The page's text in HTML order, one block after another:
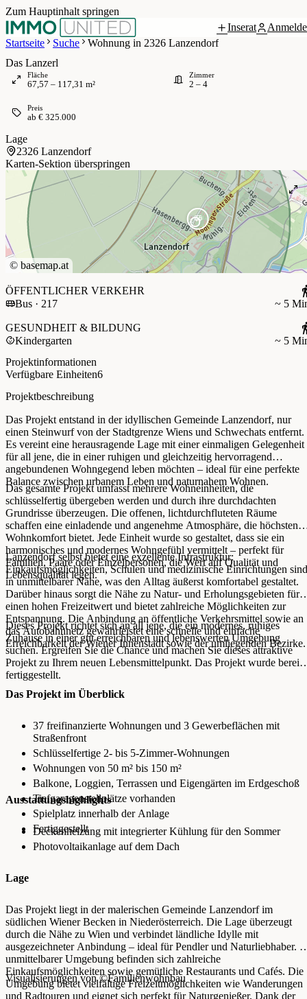
Zum Hauptinhalt springen
Inserat
Startseite
Suche Wohnung in 2326 Lanzendorf
Das Lanzerl
Fläche
67,57 – 117,31 m²
Zimmer
2 – 4
Preis
ab € 325.000
Lage
2326 Lanzendorf
Karten-Sektion überspringen
© basemap.at
ÖFFENTLICHER VERKEHR
Bus · 217
~ 5
GESUNDHEIT & BILDUNG
Kindergarten
~ 5
Projektinformationen
Verfügbare Einheiten6
Projektbeschreibung
Das Projekt entstand in der idyllischen Gemeinde Lanzendorf, nur
einen Steinwurf von der Stadtgrenze Wiens und Schwechats entfernt.
Es vereint eine herausragende Lage mit einer einmaligen Gelegenheit
für all jene, die in einer ruhigen und gleichzeitig hervorragend
angebundenen Wohngegend leben möchten – ideal für eine perfekte
Balance zwischen urbanem Leben und naturnahem Wohnen.
Das gesamte Projekt umfasst mehrere Wohneinheiten, die
schlüsselfertig übergeben werden und durch ihre durchdachten
Grundrisse überzeugen. Die offenen, lichtdurchfluteten Räume
schaffen eine einladende und angenehme Atmosphäre, die höchsten
Wohnkomfort bietet. Jede Einheit wurde so gestaltet, dass sie ein
harmonisches und modernes Wohngefühl vermittelt – perfekt für
Familien, Paare oder Einzelpersonen, die Wert auf Qualität und
Lebensqualität legen.
Lanzendorf selbst bietet eine exzellente Infrastruktur:
Einkaufsmöglichkeiten, Schulen und medizinische Einrichtungen sind
in unmittelbarer Nähe, was den Alltag äußerst komfortabel gestaltet.
Darüber hinaus sorgt die Nähe zu Natur- und Erholungsgebieten für
einen hohen Freizeitwert und bietet zahlreiche Möglichkeiten zur
Entspannung. Die Anbindung an öffentliche Verkehrsmittel sowie an
das Autobahnnetz gewährleistet eine schnelle und einfache
Erreichbarkeit der Wiener Innenstadt sowie der umliegenden Bezirke.
Dieses Projekt richtet sich an all jene, die ein modernes, ruhiges
Zuhause in einer gut erreichbaren und lebenswerten Umgebung
suchen. Ergreifen Sie die Chance und machen Sie dieses attraktive
Projekt zu Ihrem neuen Lebensmittelpunkt. Das Projekt wurde bereits
fertiggestellt.
Das Projekt im Überblick
37 freifinanzierte Wohnungen und 3 Gewerbeflächen mit
Straßenfront
Schlüsselfertige 2- bis 5-Zimmer-Wohnungen
Wohnungen von 50 m² bis 150 m²
Balkone, Loggien, Terrassen und Eigengärten im Erdgeschoß
Tiefgaragenstellplätze vorhanden
Spielplatz innerhalb der Anlage
Fertiggestellt
Ausstattungshighlights
Deckenheizung mit integrierter Kühlung für den Sommer
Photovoltaikanlage auf dem Dach
Lage
Das Projekt liegt in der malerischen Gemeinde Lanzendorf im
südlichen Wiener Becken in Niederösterreich. Die Lage überzeugt
durch die Nähe zu Wien und verbindet ländliche Idylle mit
ausgezeichneter Anbindung – ideal für Pendler und Naturliebhaber.
unmittelbarer Umgebung befinden sich zahlreiche
Einkaufsmöglichkeiten sowie gemütliche Restaurants und Cafés. Die
Umgebung bietet vielfältige Freizeitmöglichkeiten wie Wanderungen
und Radtouren und eignet sich perfekt für Naturgenießer. Dank der
Visualisierungen von ©Familienwohnbau